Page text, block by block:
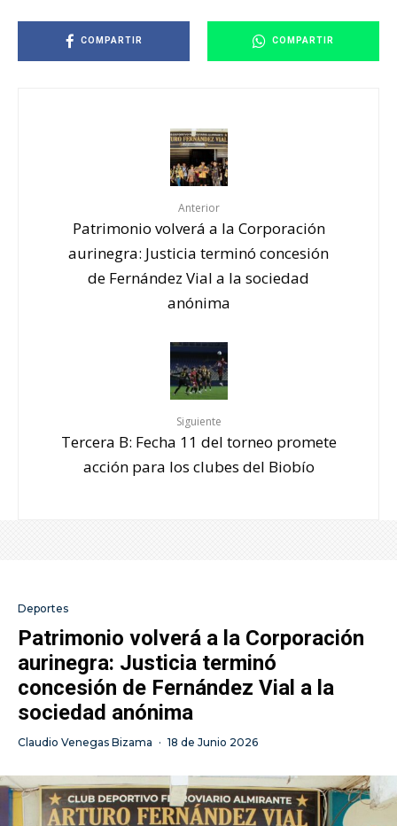
COMPARTIR COMPARTIR
Anterior
Patrimonio volverá a la Corporación
aurinegra: Justicia terminó concesión
de Fernández Vial a la sociedad
anónima
Siguiente
Tercera B: Fecha 11 del torneo promete
acción para los clubes del Biobío
Deportes
Patrimonio volverá a la Corporación
aurinegra: Justicia terminó
concesión de Fernández Vial a la
sociedad anónima
Claudio Venegas Bizama · 18 de Junio 2026